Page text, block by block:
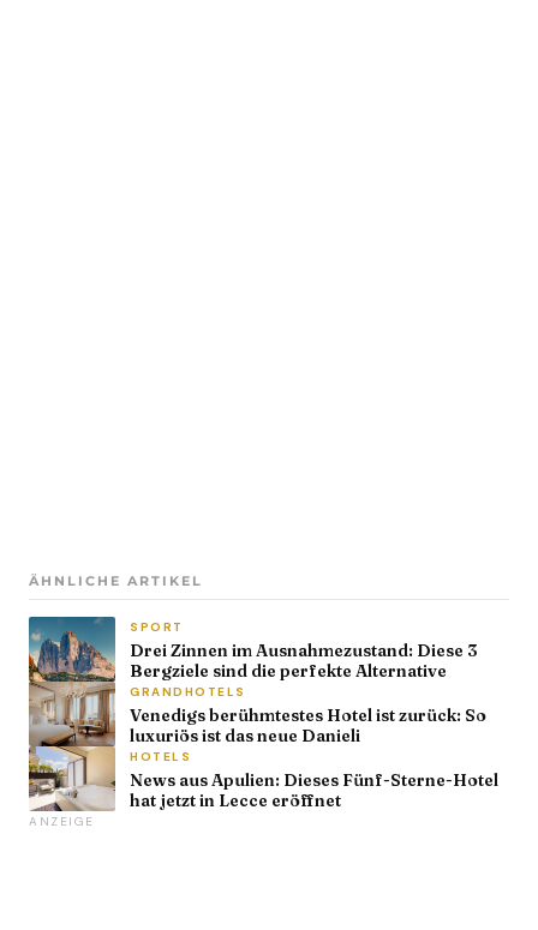
ÄHNLICHE ARTIKEL
SPORT
Drei Zinnen im Ausnahmezustand: Diese 3
Bergziele sind die perfekte Alternative
GRANDHOTELS
Venedigs berühmtestes Hotel ist zurück: So
luxuriös ist das neue Danieli
HOTELS
News aus Apulien: Dieses Fünf-Sterne-Hotel
hat jetzt in Lecce eröffnet
ANZEIGE